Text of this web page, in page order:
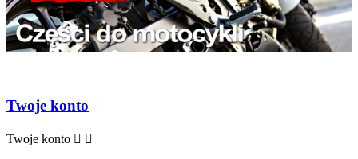
Twoje konto
Twoje konto  